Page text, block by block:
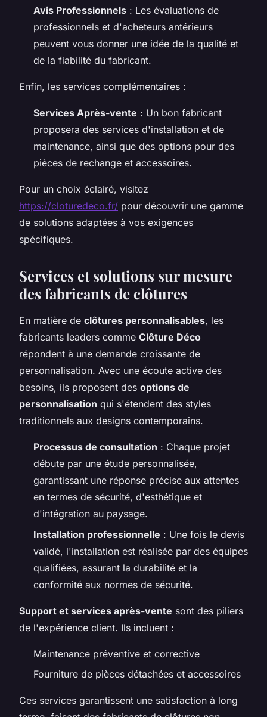
Avis Professionnels : Les évaluations de
professionnels et d'acheteurs antérieurs
peuvent vous donner une idée de la qualité et
de la fiabilité du fabricant.
Enfin, les services complémentaires :
Services Après-vente : Un bon fabricant
proposera des services d'installation et de
maintenance, ainsi que des options pour des
pièces de rechange et accessoires.
Pour un choix éclairé, visitez
https://cloturedeco.fr/ pour découvrir une gamme
de solutions adaptées à vos exigences
spécifiques.
Services et solutions sur mesure
des fabricants de clôtures
En matière de clôtures personnalisables, les
fabricants leaders comme Clôture Déco
répondent à une demande croissante de
personnalisation. Avec une écoute active des
besoins, ils proposent des options de
personnalisation qui s'étendent des styles
traditionnels aux designs contemporains.
Processus de consultation : Chaque projet
débute par une étude personnalisée,
garantissant une réponse précise aux attentes
en termes de sécurité, d'esthétique et
d'intégration au paysage.
Installation professionnelle : Une fois le devis
validé, l'installation est réalisée par des équipes
qualifiées, assurant la durabilité et la
conformité aux normes de sécurité.
Support et services après-vente sont des piliers
de l'expérience client. Ils incluent :
Maintenance préventive et corrective
Fourniture de pièces détachées et accessoires
Ces services garantissent une satisfaction à long